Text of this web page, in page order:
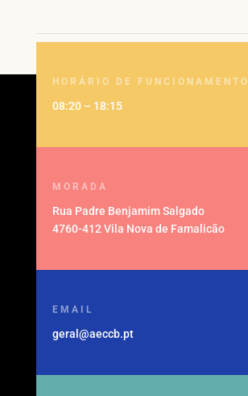
HORÁRIO DE FUNCIONAMENTO
08:20 – 18:15
MORADA
Rua Padre Benjamim Salgado
4760-412 Vila Nova de Famalicão
EMAIL
geral@aeccb.pt